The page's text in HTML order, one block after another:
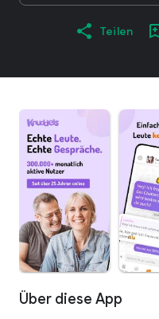
Teilen
Über diese App